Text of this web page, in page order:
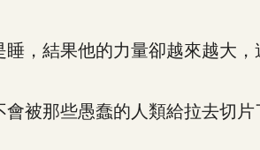
結果他的力量卻越來越大，
被那些愚蠢的人類給拉去切片